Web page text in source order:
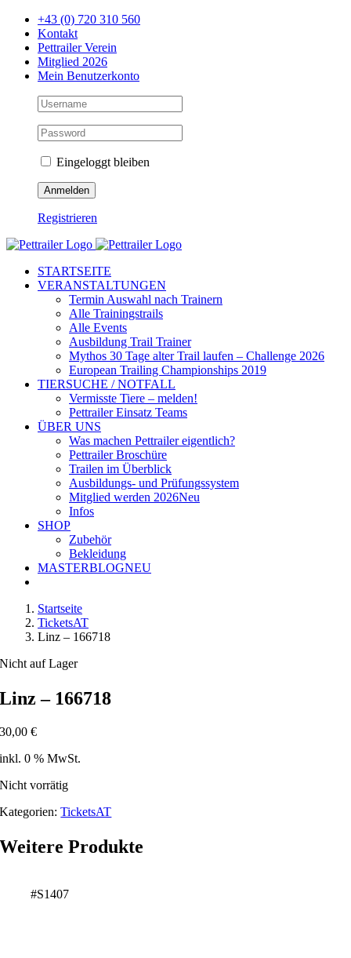
Zum
Inhalt
springen
+43 (0) 720 310 560
Kontakt
Pettrailer Verein
Mitglied 2026
Mein Benutzerkonto
Eingeloggt bleiben
Registrieren
Facebook
X
YouTube
Instagram
STARTSEITE
VERANSTALTUNGEN
Termin Auswahl nach Trainern
Alle Trainingstrails
Alle Events
Ausbildung Trail Trainer
Mythos 30 Tage alter Trail laufen – Challenge 2026
European Trailing Championships 2019
TIERSUCHE / NOTFALL
Vermisste Tiere – melden!
Pettrailer Einsatz Teams
ÜBER UNS
Was machen Pettrailer eigentlich?
Pettrailer Broschüre
Trailen im Überblick
Ausbildungs- und Prüfungssystem
Mitglied werden 2026Neu
Infos
SHOP
Zubehör
Bekleidung
MASTERBLOGNEU
Startseite
TicketsAT
Linz – 166718
Nicht auf Lager
Linz – 166718
30,00€
inkl. 0 % MwSt.
Nicht vorrätig
Kategorien:TicketsAT
Weitere Produkte
#S1407